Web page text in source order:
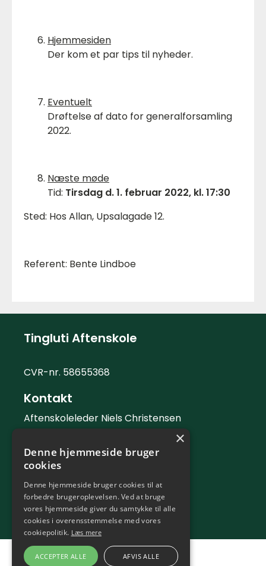
Hjemmesiden
Der kom et par tips til nyheder.
Eventuelt
Drøftelse af dato for generalforsamling
2022.
Næste møde
Tid: Tirsdag d. 1. februar 2022, kl. 17:30
Sted: Hos Allan, Upsalagade 12.
Referent: Bente Lindboe
Tingluti Aftenskole
CVR-nr. 58655368
Kontakt
Aftenskoleleder Niels Christensen
Mail:info@tingluti.dk
Telefontid
Kontortid tirsdag og torsdag 9 - 12
×
Denne hjemmeside bruger
cookies
Denne hjemmeside bruger cookies til at
forbedre brugeroplevelsen. Ved at bruge
vores hjemmeside giver du samtykke til alle
cookies i overensstemmelse med vores
cookiepolitik. Læs mere
ACCEPTER ALLE AFVIS ALLE